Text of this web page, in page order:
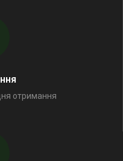
отримання